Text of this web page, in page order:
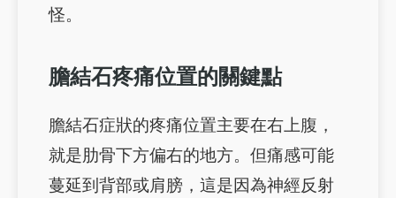
怪。
膽結石疼痛位置的關鍵點
膽結石症狀的疼痛位置主要在右上腹，
就是肋骨下方偏右的地方。但痛感可能
蔓延到背部或肩膀，這是因為神經反射